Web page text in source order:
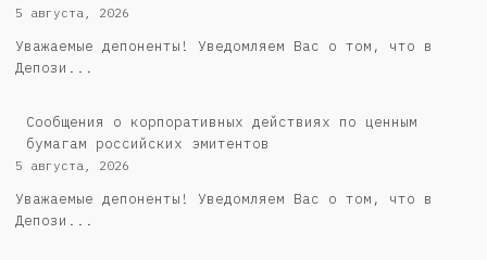
5 августа, 2026
Уважаемые депоненты! Уведомляем Вас о том, что в
Депози...
Cообщения о корпоративных действиях по ценным
бумагам российских эмитентов
5 августа, 2026
Уважаемые депоненты! Уведомляем Вас о том, что в
Депози...